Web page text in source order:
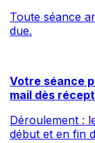
Toute séance
due.
Votre séance
mail dès
Déroulement :
début et en fin